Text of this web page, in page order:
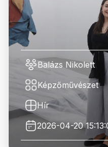
Balázs Nikolett
Képzőművészet
Hír
2026-04-20